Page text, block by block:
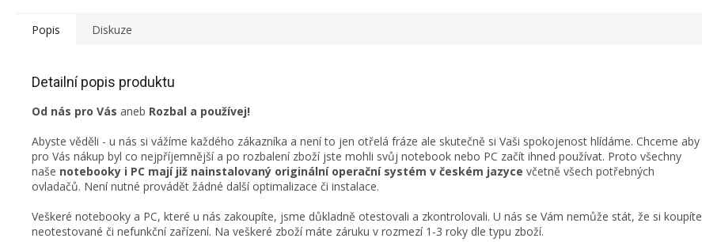
Popis Diskuze
Detailní popis produktu
Od nás pro Vás aneb Rozbal a používej!
Abyste věděli - u nás si vážíme každého zákazníka a není to jen otřelá fráze ale skutečně si Vaši spokojenost hlídáme. Chceme aby
pro Vás nákup byl co nejpříjemnější a po rozbalení zboží jste mohli svůj notebook nebo PC začít ihned používat. Proto všechny
naše notebooky i PC mají již nainstalovaný originální operační systém v českém jazyce včetně všech potřebných
ovladačů. Není nutné provádět žádné další optimalizace či instalace.
Veškeré notebooky a PC, které u nás zakoupíte, jsme důkladně otestovali a zkontrolovali. U nás se Vám nemůže stát, že si koupíte
neotestované či nefunkční zařízení. Na veškeré zboží máte záruku v rozmezí 1-3 roky dle typu zboží.